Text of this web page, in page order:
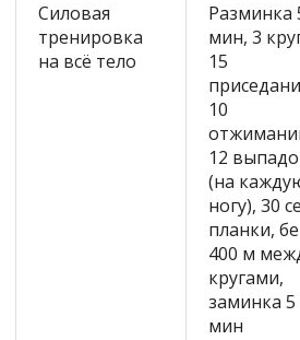
Силовая
тренировка
на всё тело
Разминка
мин, 3
15
10
12
(на
ногу), 30
планки,
400 м
кругами,
заминка 5
мин